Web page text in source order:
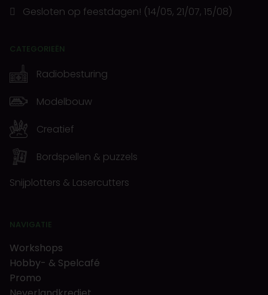
Gesloten op feestdagen! (14/05, 21/07, 15/08)
CATEGORIEËN
Radiobesturing
Modelbouw
Creatief
Bordspellen & puzzels
Snijplotters & Lasercutters
NAVIGATIE
Workshops
Hobby- & Spelcafé
Promo